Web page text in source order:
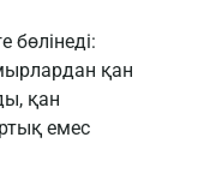
бөлінеді:
қан
қан
емес